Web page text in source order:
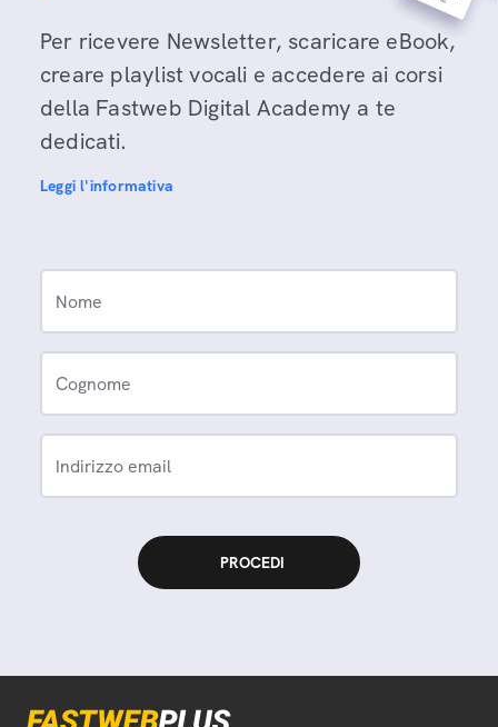
Per ricevere Newsletter, scaricare eBook,
creare playlist vocali e accedere ai corsi
della Fastweb Digital Academy a te
dedicati.
Leggi l'informativa
Nome
Cognome
Indirizzo email